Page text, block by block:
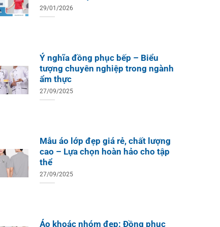
29/01/2026
Ý nghĩa đồng phục bếp – Biểu
tượng chuyên nghiệp trong ngành
ẩm thực
27/09/2025
Mẫu áo lớp đẹp giá rẻ, chất lượng
cao – Lựa chọn hoàn hảo cho tập
thể
27/09/2025
Áo khoác nhóm đẹp: Đồng phục